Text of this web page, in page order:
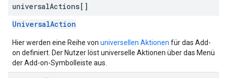
universalActions[]
UniversalAction
Hier werden eine Reihe von universellen Aktionen für das Add-
on definiert. Der Nutzer löst universelle Aktionen über das Menü
der Add-on-Symbolleiste aus.